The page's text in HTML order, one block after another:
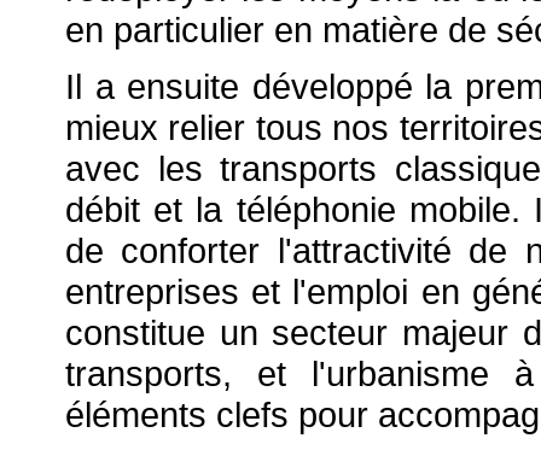
en particulier en matière de
Il a ensuite développé la
mieux relier tous nos
avec les transports
débit et la téléphonie
de conforter l'attractivité de
entreprises et l'emploi en
constitue un secteur majeur
transports, et l'urbanisme
éléments clefs pour